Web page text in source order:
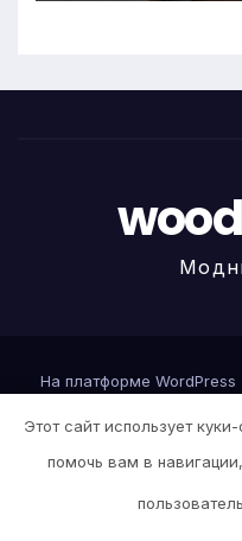
На платформе WordPress
Home Sample PageАвокадо
Этот сайт использует
помочь вам в